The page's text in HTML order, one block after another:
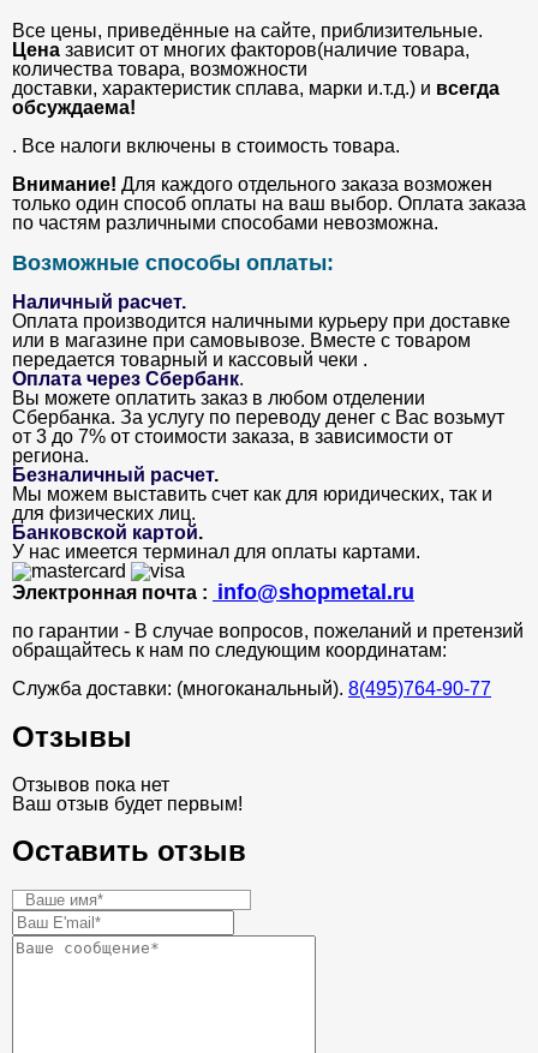
Все цены, приведённые на сайте, приблизительные.
Цена зависит от многих факторов(наличие товара,
количества товара, возможности
доставки, характеристик сплава, марки и.т.д.) и всегда
обсуждаема!
. Все налоги включены в стоимость товара.
Внимание! Для каждого отдельного заказа возможен
только один способ оплаты на ваш выбор. Оплата заказа
по частям различными способами невозможна.
Возможные способы оплаты:
Наличный расчет.
Оплата производится наличными курьеру при доставке
или в магазине при самовывозе. Вместе с товаром
передается товарный и кассовый чеки .
Оплата через Сбербанк.
Вы можете оплатить заказ в любом отделении
Сбербанка. За услугу по переводу денег с Вас возьмут
от 3 до 7% от стоимости заказа, в зависимости от
региона.
Безналичный расчет.
Мы можем выставить счет как для юридических, так и
для физических лиц.
Банковской картой.
У нас имеется терминал для оплаты картами.
Электронная почта : info@shopmetal.ru
по гарантии - В случае вопросов, пожеланий и претензий
обращайтесь к нам по следующим координатам:
Служба доставки: (многоканальный). 8(495)764-90-77
Отзывы
Отзывов пока нет
Ваш отзыв будет первым!
Оставить отзыв